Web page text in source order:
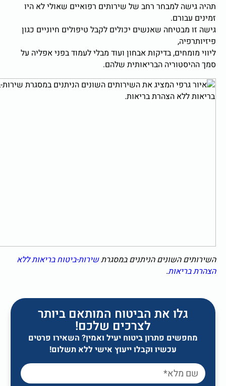
למבחר רחב של שירותים רפואיים שאולי לא היו
שאנשים יכולים לקבל טיפולים חיוניים כגון
בדיקות אבחון ועוד מבלי לעמוד בפני אפליה על
הבריאותית שלהם.
השונים הניתנים במסגרתשירות-ביטוח בריאות ללא
.
גלו את הביטוח המותאם ביותר
לצרכים שלכם!
פתרון ביטוח יעיל ואמין? השאירו פרטים
עכשיו וקבלו ייעוץ אישי ללא תשלום!